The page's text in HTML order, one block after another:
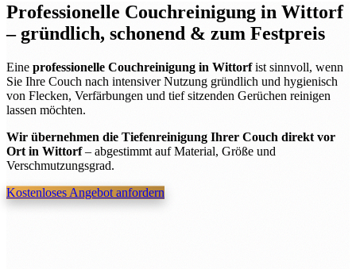
Professionelle Couchreinigung in Wittorf
– gründlich, schonend & zum Festpreis
Eine professionelle Couchreinigung in Wittorfist sinnvoll, wenn
Sie Ihre Couch nach intensiver Nutzung gründlich und hygienisch
von Flecken, Verfärbungen und tief sitzenden Gerüchen reinigen
lassen möchten.
Wir übernehmen die Tiefenreinigung Ihrer Couch direkt vor
Ort in Wittorf– abgestimmt auf Material, Größe und
Verschmutzungsgrad.
Kostenloses Angebot anfordern